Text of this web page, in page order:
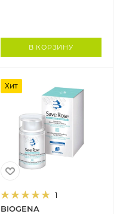
В КОРЗИНУ
Хит
1
BIOGENA